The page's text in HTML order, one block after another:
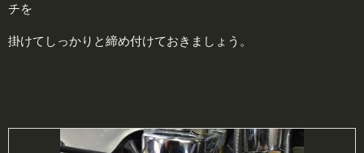
チを
掛けてしっかりと締め付けておきましょう。